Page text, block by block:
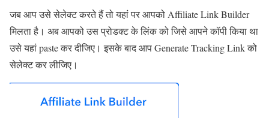
जब आप उसे सेलेक्ट करते हैं तो यहां पर आपको Affiliate Link Builder
मिलता है। अब आपको उस प्रोडक्ट के लिंक को जिसे आपने कॉपी किया था
उसे यहां paste कर दीजिए। इसके बाद आप Generate Tracking Link को
सेलेक्ट कर लीजिए।